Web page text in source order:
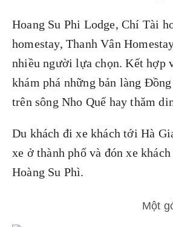
Hoang Su Phi Lodge, Chí Tài
homestay, Thanh Vân
nhiều người lựa chọn. Kết hợp
khám phá những bản làng
trên sông Nho Quế hay thăm
Du khách đi xe khách tới Hà
xe ở thành phố và đón xe
Hoàng Su Phì.
Một